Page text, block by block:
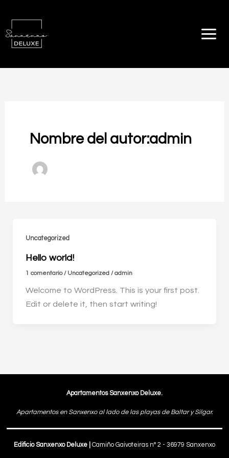
contenido
Nombre del autor:admin
Uncategorized
Hello world!
1 comentario / Uncategorized /admin
Welcome to WordPress. This is your first post.
Edit or delete it, then start writing!
Apartamentos Sanxenxo Deluxe.
Apartamentos en Sanxenxo al lado de las playas de Baltar y Silgar.
Edificio Sanxenxo Deluxe | Camiño Gaivoteiras n° 2 - 36979 Sanxenxo